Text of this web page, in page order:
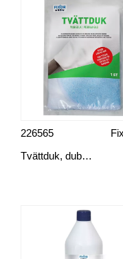
Tvättduk, dubbelfunktion
226565